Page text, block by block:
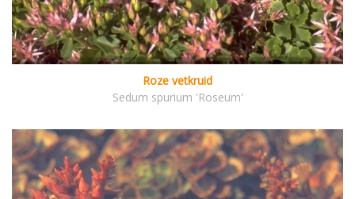
Roze vetkruid
Sedum spurium 'Roseum'